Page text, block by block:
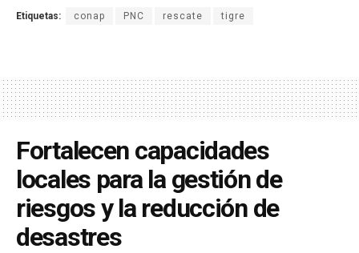
Etiquetas: conap PNC rescate tigre
Fortalecen capacidades
locales para la gestión de
riesgos y la reducción de
desastres